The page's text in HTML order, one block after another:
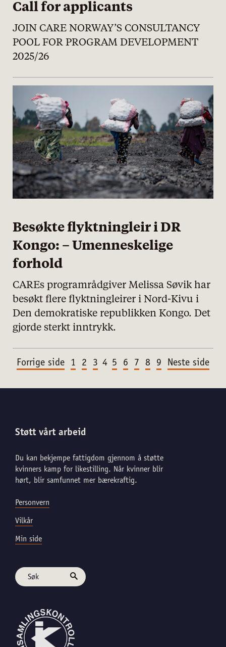
Call for applicants
JOIN CARE NORWAY’S CONSULTANCY
POOL FOR PROGRAM DEVELOPMENT
2025/26
Besøkte flyktningleir i DR
Kongo: – Umenneskelige
forhold
CAREs programrådgiver Melissa Søvik har
besøkt flere flyktningleirer i Nord-Kivu i
Den demokratiske republikken Kongo. Det
gjorde sterkt inntrykk.
Forrige side 1 2 3 4 5 6 7 8 9 Neste side
Støtt vårt arbeid
Du kan bekjempe fattigdom gjennom å støtte
kvinners kamp for likestilling. Når kvinner blir
hørt, blir samfunnet mer bærekraftig.
Personvern
Vilkår
Min side